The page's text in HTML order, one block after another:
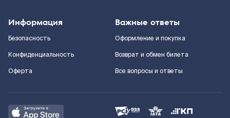
Информация
Безопасность
Конфиденциальность
Оферта
Важные ответы
Оформление и покупка
Возврат и обмен билета
Все вопросы и ответы